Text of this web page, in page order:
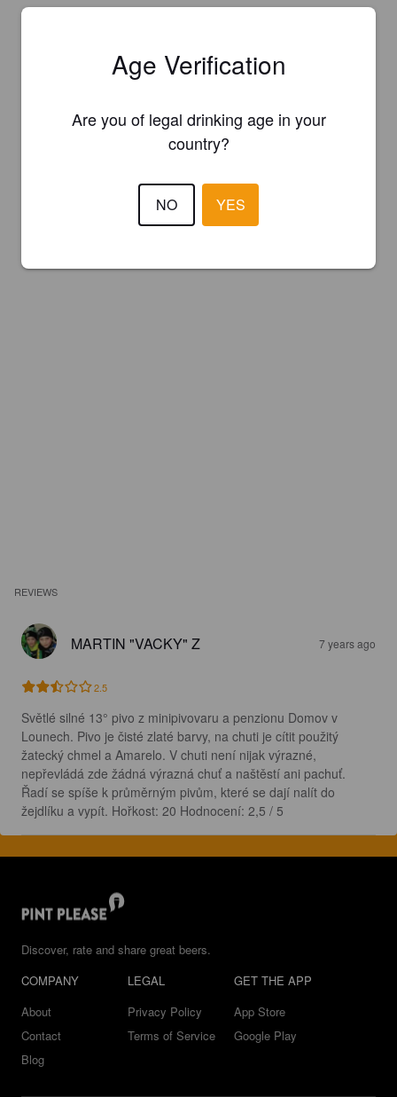
REVIEWS
MARTIN "VACKY" Z 7 years ago
2.5
Světlé silné 13° pivo z minipivovaru a penzionu Domov v
Lounech. Pivo je čisté zlaté barvy, na chuti je cítit použitý
žatecký chmel a Amarelo. V chuti není nijak výrazné,
nepřevládá zde žádná výrazná chuť a naštěstí ani pachuť.
Řadí se spíše k průměrným pivům, které se dají nalít do
žejdlíku a vypít. Hořkost: 20 Hodnocení: 2,5 / 5
Discover, rate and share great beers.
COMPANY
About
Contact
Blog
LEGAL
Privacy Policy
Terms of Service
GET THE APP
App Store
Google Play
Age Verification
Are you of legal drinking age in your
country?
NO YES